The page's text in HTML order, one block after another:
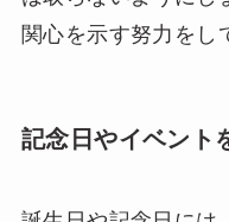
関心を示す努力をし
記念日やイベント